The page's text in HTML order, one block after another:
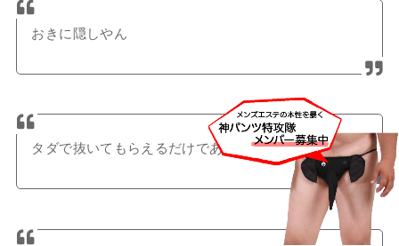
おきに隠しやん
タダで抜いてもらえるだけでありがたく思えよ笑笑